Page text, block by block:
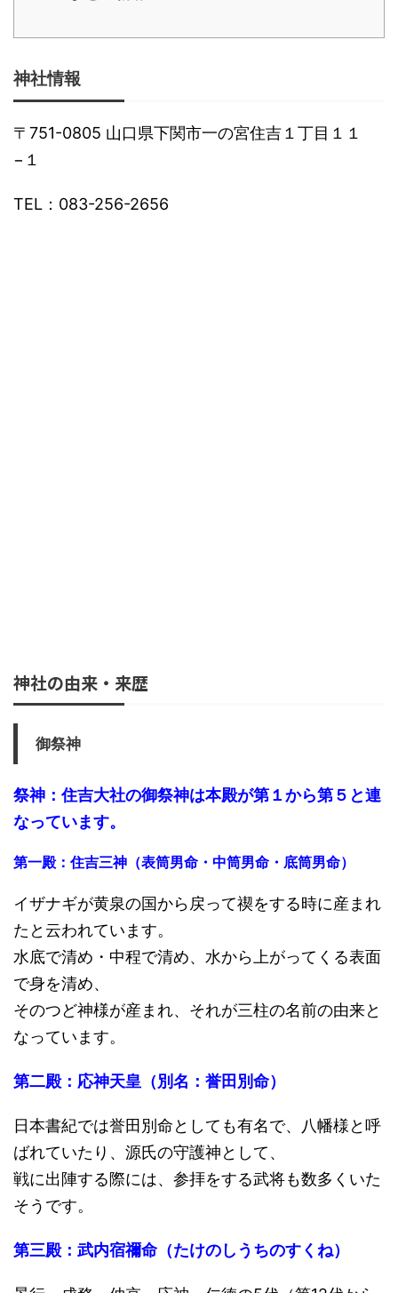
神社情報
〒751-0805 山口県下関市一の宮住吉１丁目１１
−１
TEL：083-256-2656
神社の由来・来歴
御祭神
祭神：住吉大社の御祭神は本殿が第１から第５と連
なっています。
第一殿：住吉三神（表筒男命・中筒男命・底筒男命）
イザナギが黄泉の国から戻って禊をする時に産まれ
たと云われています。
水底で清め・中程で清め、水から上がってくる表面
で身を清め、
そのつど神様が産まれ、それが三柱の名前の由来と
なっています。
第二殿：応神天皇（別名：誉田別命）
日本書紀では誉田別命としても有名で、八幡様と呼
ばれていたり、源氏の守護神として、
戦に出陣する際には、参拝をする武将も数多くいた
そうです。
第三殿：武内宿禰命（たけのしうちのすくね）